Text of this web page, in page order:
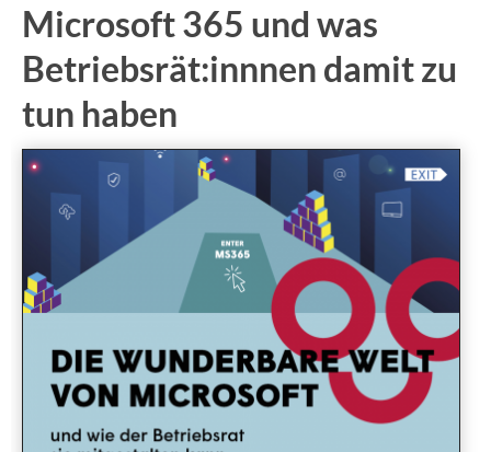
Microsoft 365 und was
Betriebsrät:innnen damit zu
tun haben